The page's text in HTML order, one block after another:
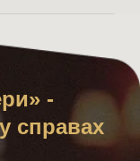
-
справах